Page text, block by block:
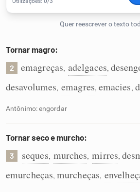
Cata-letras
Caça-palavras
Dicionário
Tornar magro:
2 emagreças, adelgaces,
desavolumes, emagres, emacies,
Antônimo: engordar
Tornar seco e murcho:
3 seques, murches, mirres,
emurcheças, murcheças,